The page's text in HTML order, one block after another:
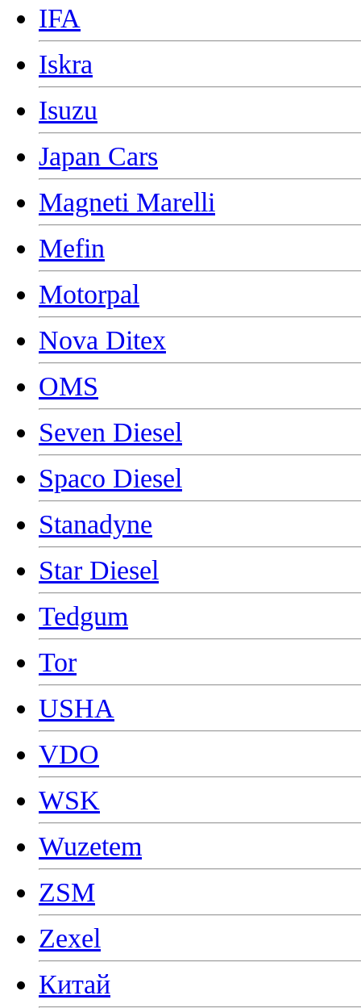
IFA
Iskra
Isuzu
Japan Cars
Magneti Marelli
Mefin
Motorpal
Nova Ditex
OMS
Seven Diesel
Spaco Diesel
Stanadyne
Star Diesel
Tedgum
Tor
USHA
VDO
WSK
Wuzetem
ZSM
Zexel
Китай